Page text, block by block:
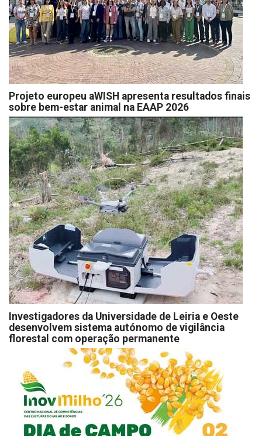
Projeto europeu aWISH apresenta resultados finais
sobre bem-estar animal na EAAP 2026
Investigadores da Universidade de Leiria e Oeste
desenvolvem sistema autónomo de vigilância
florestal com operação permanente